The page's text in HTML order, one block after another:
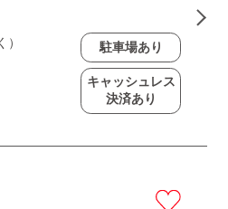
駐車場あり
キャッシュレス
決済あり